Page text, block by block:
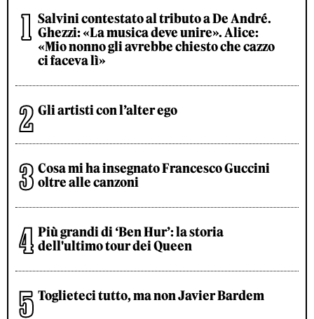
Salvini contestato al tributo a De André.
Ghezzi: «La musica deve unire». Alice:
«Mio nonno gli avrebbe chiesto che cazzo
ci faceva lì»
Gli artisti con l’alter ego
Cosa mi ha insegnato Francesco Guccini
oltre alle canzoni
Più grandi di ‘Ben Hur’: la storia
dell'ultimo tour dei Queen
Toglieteci tutto, ma non Javier Bardem